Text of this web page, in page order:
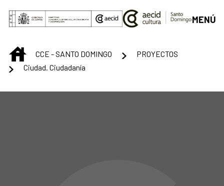
Saltar al contenido principal
MENÚ
INICIOCCE - SANTO DOMINGO
PROYECTOS
Ciudad. Ciudadanía